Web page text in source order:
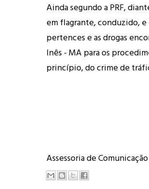
Ainda segundo a PRF,
em flagrante, conduzido,
pertences e as drogas
Inês - MA para os
princípio, do crime de
Assessoria de